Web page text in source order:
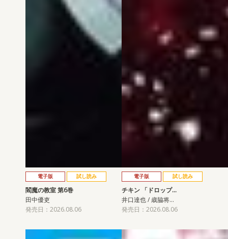
電子版 試し読み
閻魔の教室 第6巻
田中優吏
発売日：2026.08.06
電子版 試し読み
チキン 「ドロップ…
井口達也 / 歳脇将…
発売日：2026.08.06